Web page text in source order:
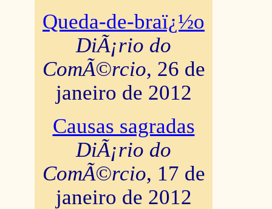
Queda-de-braï¿½o
DiÃ¡rio do
ComÃ©rcio, 26 de
janeiro de 2012
Causas sagradas
DiÃ¡rio do
ComÃ©rcio, 17 de
janeiro de 2012